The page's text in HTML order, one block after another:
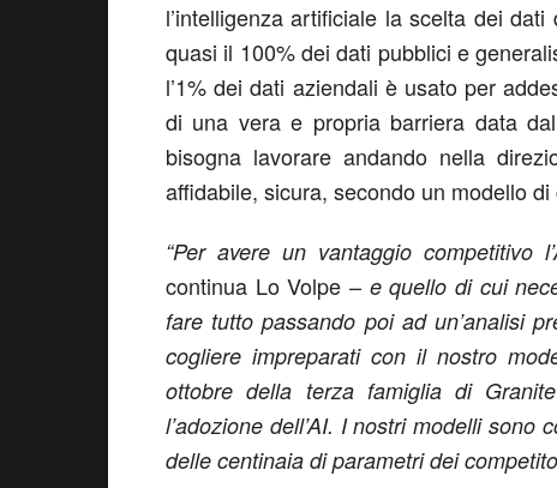
l’intelligenza artificiale la scelta dei
quasi il 100% dei dati pubblici e
l’1% dei dati aziendali è usato per
di una vera e propria barriera data
bisogna lavorare andando nella
affidabile, sicura, secondo un modello
“Per avere un vantaggio competitivo
continua Lo Volpe – e quello di cui
fare tutto passando poi ad un’analisi
cogliere impreparati con il nostro
ottobre della terza famiglia di
l’adozione dell’AI. I nostri modelli
delle centinaia di parametri dei